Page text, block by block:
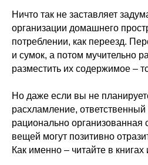
Ничто так не заставляет
организации домашнего
потреблении, как переезд.
и сумок, а потом мучительно
разместить их содержимое –
Но даже если вы не
расхламление, ответственный
рационально организованная
вещей могут позитивно
Как именно – читайте в